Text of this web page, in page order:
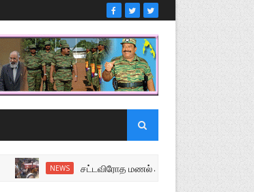
NEWS சட்டவிரோத மணல் அகழ்வு விசாரணைக்கு சென்ற